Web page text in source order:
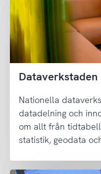
Dataverkstaden
Nationella
datadelning och
om allt från
statistik, geodata